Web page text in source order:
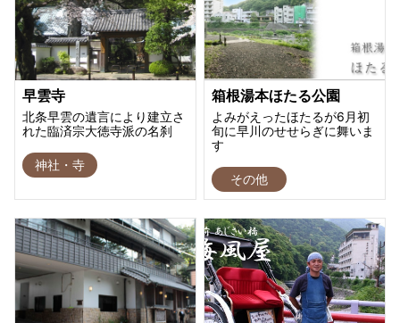
早雲寺
北条早雲の遺言により建立さ
れた臨済宗大徳寺派の名刹
神社・寺
箱根湯本ほたる公園
よみがえったほたるが6月初
旬に早川のせせらぎに舞いま
す
その他